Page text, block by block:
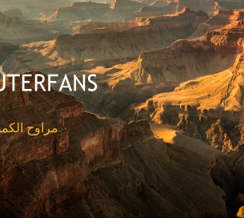
Skip
to
content
مراوح